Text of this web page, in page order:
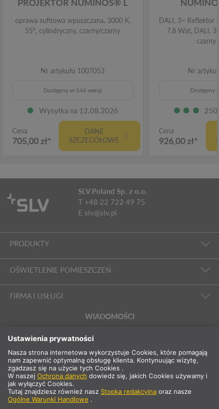
PROJEKTOR NUMINOS® L
oprawa sufitowa wpuszczana, 3000 K,
55°, cylindryczny, czarny/czarny
Nr artykułu 1007053
Dostępny w 144 wersji
Wysyłka na 12.08.2026
Cena
705,00 zł*
DANE
SZCZEGÓŁOWE
DALI, 3~ Reflektor
7,8 Wat, DALI,
czarny
Nr
Dostępny
Cena
926,00 zł*
SLV Poland Sp. z o.o.
T +48 22 722 49 75
E slv@slv.pl
PRODUKTY
OŚWIETLENIE POMIESZCZEŃ
FIRMA I USŁUGI
WIADOMOŚCI
Wybierz kraj
* nie zawiera 23% VAT i kosztów wysyłki .Cena tylko dla klientów
komercyjnych/zarejestrowanych.
** Podane wartości stanowią średnie czasy dostawy i odnoszą się
do standardowych dostaw na terenie Europy kontynentalnej i pod
warunkiem, że zamówienie zostanie odebrane do godziny 13:00.